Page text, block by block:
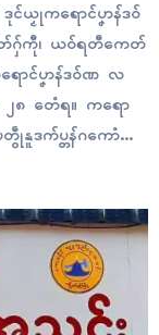
ၚ်ယၟုကရောၚ်ပၞာန်ဒဝ်
ဂှ်ကီု၊ ယဝ်ရတီကေတ်
ောၚ်ပၞာန်ဒဝ်ဏ လ
၂၈ တေံရ။ ကရော
တွဵုနူဒက်ပ္တန်ဂကောံတုဲ